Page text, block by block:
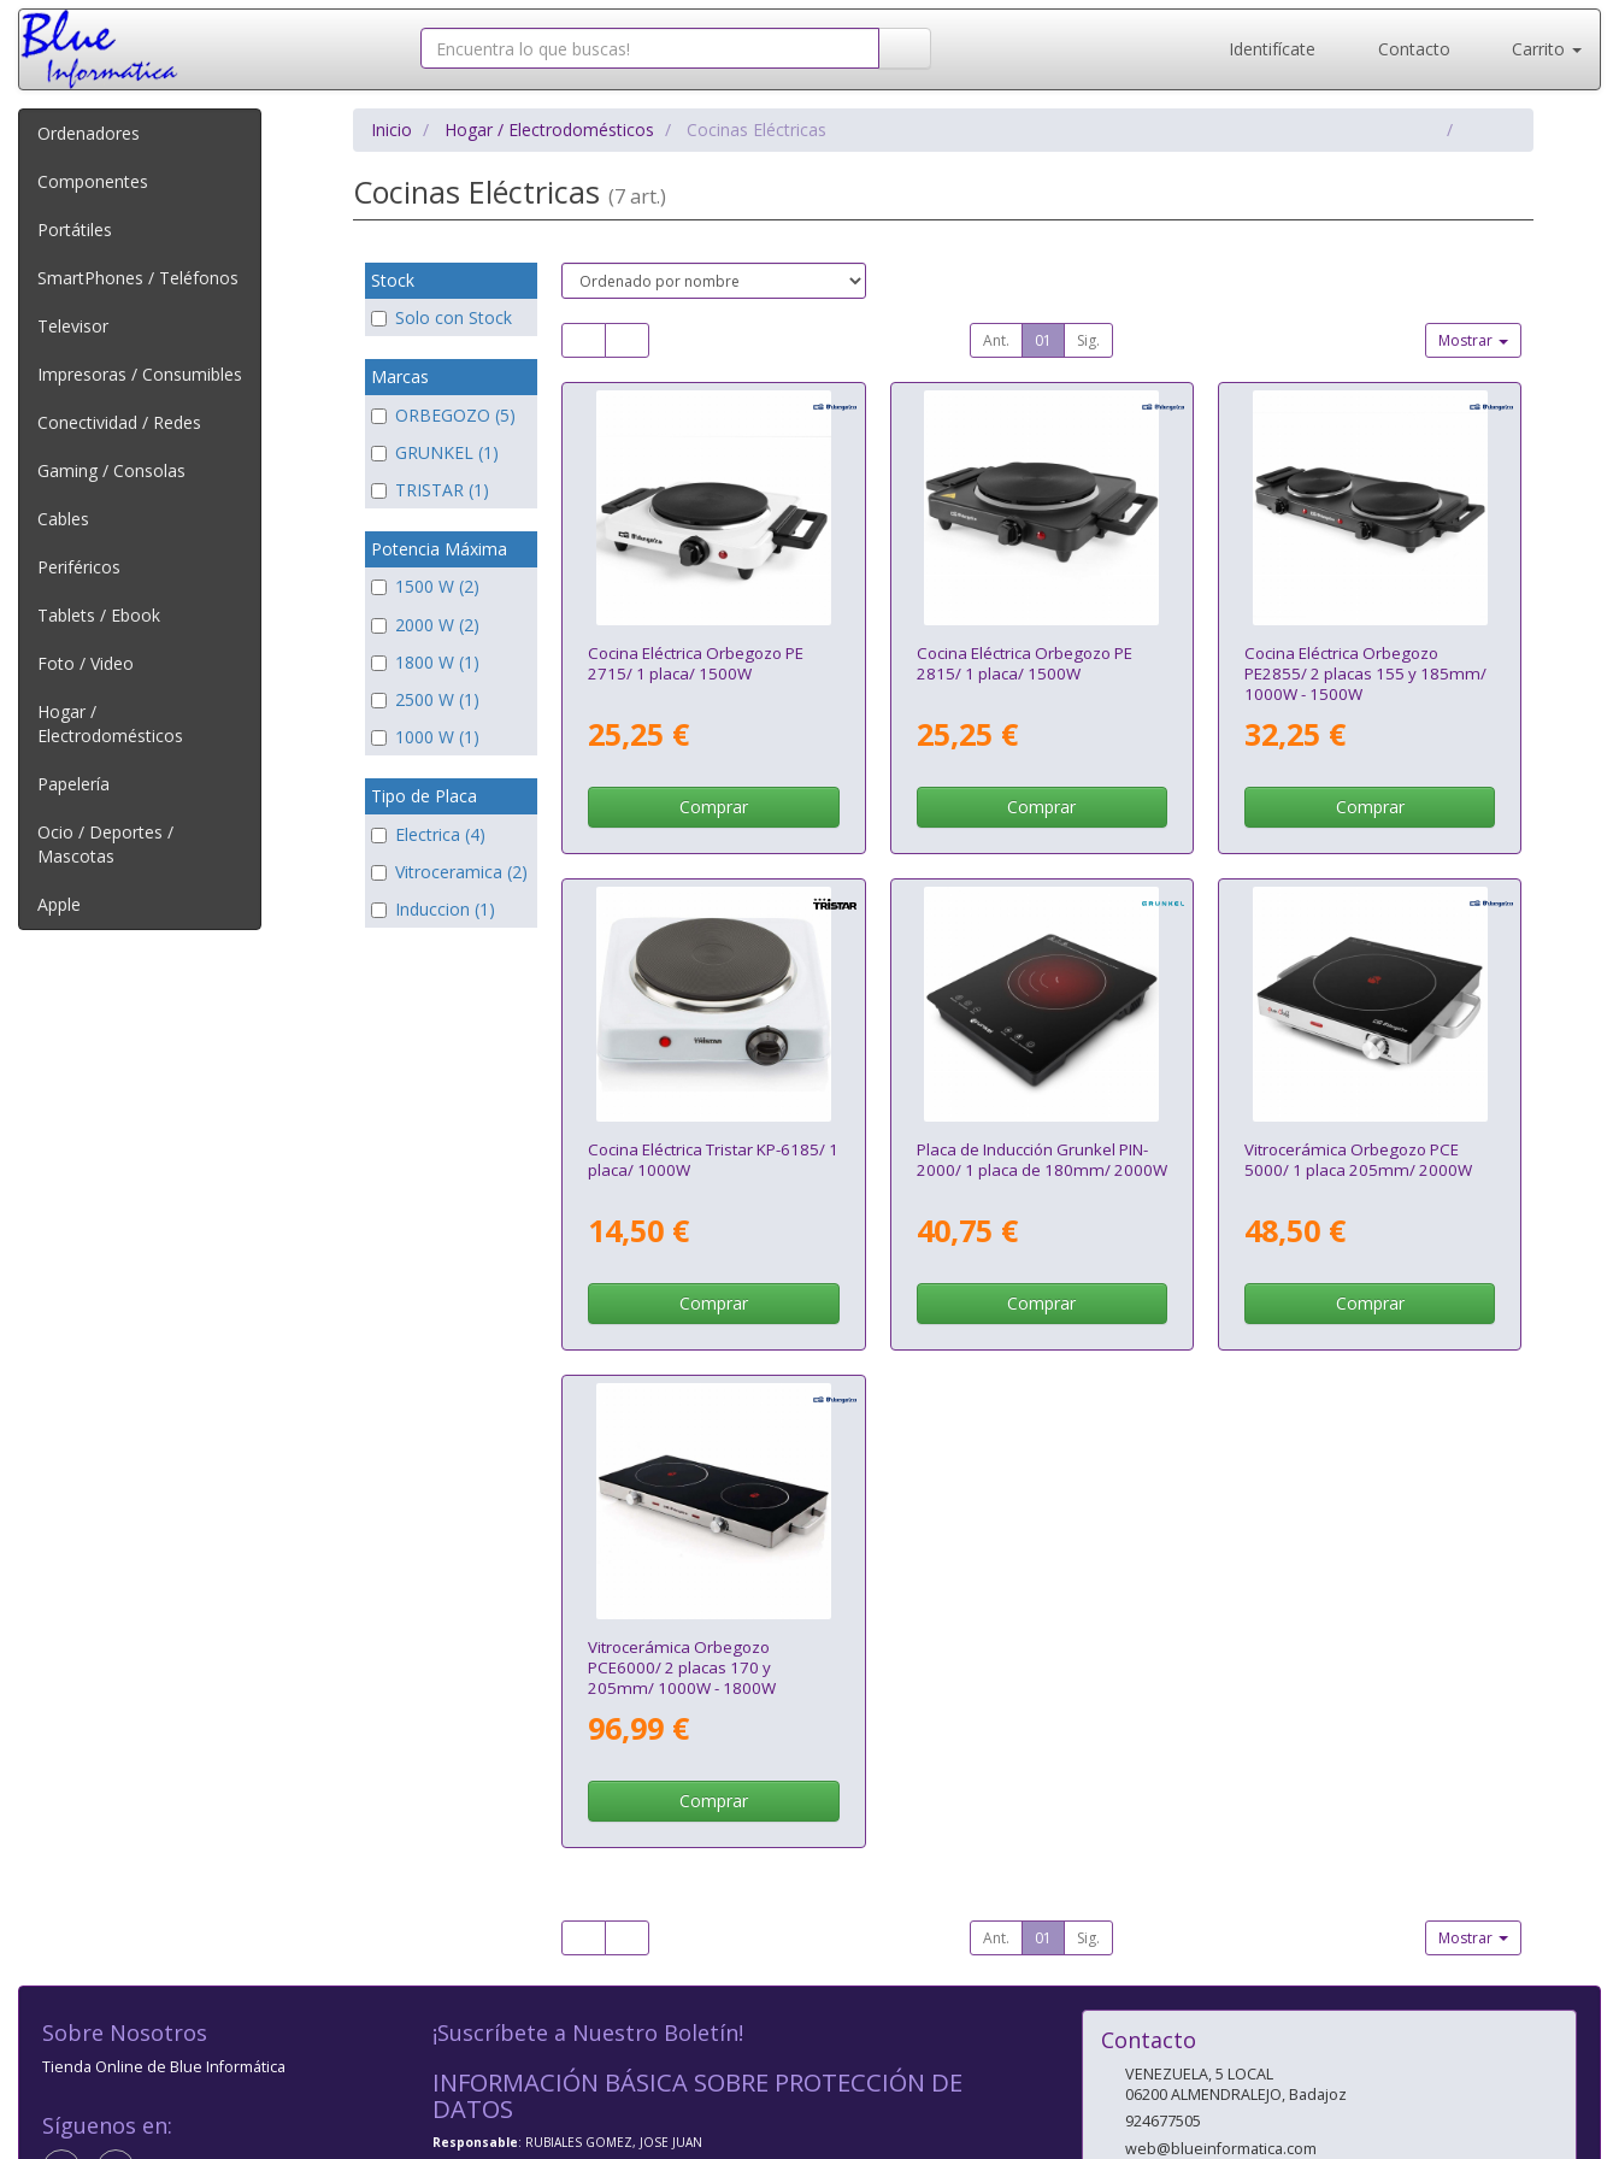
Identifícate Contacto Carrito
Ordenadores
Componentes
Portátiles
SmartPhones / Teléfonos
Televisor
Impresoras / Consumibles
Conectividad / Redes
Gaming / Consolas
Cables
Periféricos
Tablets / Ebook
Foto / Video
Hogar /
Electrodomésticos
Papelería
Ocio / Deportes /
Mascotas
Apple
Inicio Hogar / Electrodomésticos Cocinas Eléctricas
Cocinas Eléctricas (7 art.)
Stock
Solo con Stock
Marcas
ORBEGOZO (5)
GRUNKEL (1)
TRISTAR (1)
Potencia Máxima
1500 W (2)
2000 W (2)
1800 W (1)
2500 W (1)
1000 W (1)
Tipo de Placa
Electrica (4)
Vitroceramica (2)
Induccion (1)
Ant. 01 Sig. Mostrar
Cocina Eléctrica Orbegozo PE
2715/ 1 placa/ 1500W
25,25 €
Comprar
Cocina Eléctrica Orbegozo PE
2815/ 1 placa/ 1500W
25,25 €
Comprar
Cocina Eléctrica Orbegozo
PE2855/ 2 placas 155 y 185mm/
1000W - 1500W
32,25 €
Comprar
Cocina Eléctrica Tristar KP-6185/ 1
placa/ 1000W
14,50 €
Comprar
Placa de Inducción Grunkel PIN-
2000/ 1 placa de 180mm/ 2000W
40,75 €
Comprar
Vitrocerámica Orbegozo PCE
5000/ 1 placa 205mm/ 2000W
48,50 €
Comprar
Vitrocerámica Orbegozo
PCE6000/ 2 placas 170 y
205mm/ 1000W - 1800W
96,99 €
Comprar
Ant. 01 Sig. Mostrar
Sobre Nosotros
Tienda Online de Blue Informática
Síguenos en:
¡Suscríbete a Nuestro Boletín!
INFORMACIÓN BÁSICA SOBRE PROTECCIÓN DE
DATOS
Responsable: RUBIALES GOMEZ, JOSE JUAN
Contacto
VENEZUELA, 5 LOCAL
06200ALMENDRALEJO,Badajoz
924677505
web@blueinformatica.com